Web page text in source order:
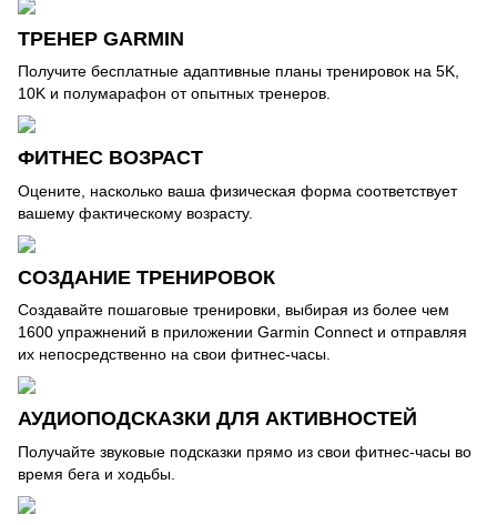
ТРЕНЕР GARMIN
Получите бесплатные адаптивные планы тренировок на 5K,
10K и полумарафон от опытных тренеров.
ФИТНЕС ВОЗРАСТ
Оцените, насколько ваша физическая форма соответствует
вашему фактическому возрасту.
СОЗДАНИЕ ТРЕНИРОВОК
Создавайте пошаговые тренировки, выбирая из более чем
1600 упражнений в приложении Garmin Connect и отправляя
их непосредственно на свои фитнес-часы.
АУДИОПОДСКАЗКИ ДЛЯ АКТИВНОСТЕЙ
Получайте звуковые подсказки прямо из свои фитнес-часы во
время бега и ходьбы.